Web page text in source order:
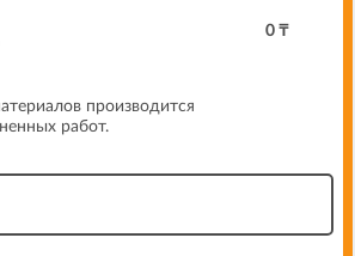
0 ₸
производится
работ.